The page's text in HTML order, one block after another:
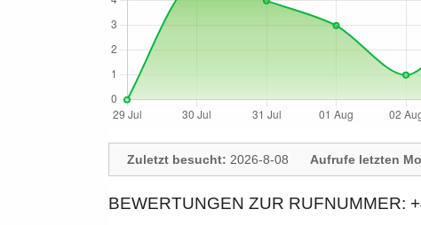
Zuletzt besucht: 2026-8-08 Aufrufe letzten
BEWERTUNGEN ZUR RUFNUMMER: